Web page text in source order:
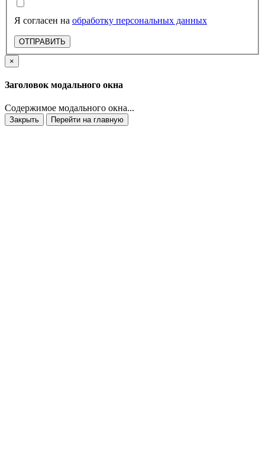
Я согласен на обработку персональных данных
ОТПРАВИТЬ
×
Заголовок модального окна
Содержимое модального окна...
Закрыть Перейти на главную